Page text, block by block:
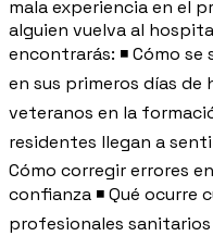
mala experiencia en el
alguien vuelva al
encontrarás: ◾ Cómo
en sus primeros días de
veteranos en la
residentes llegan a
Cómo corregir errores
confianza ◾ Qué
profesionales sanitarios